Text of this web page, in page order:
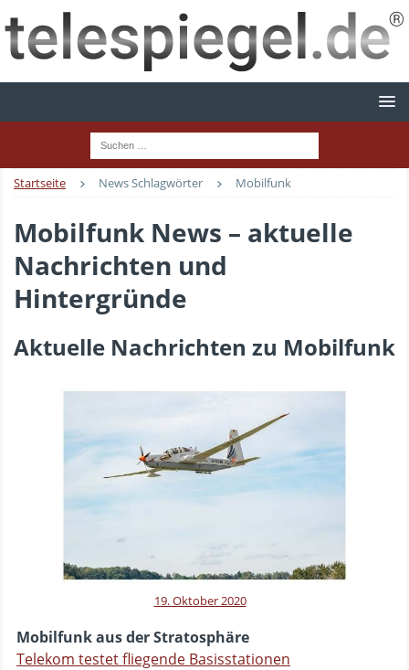
Startseite News Schlagwörter Mobilfunk
Mobilfunk News – aktuelle
Nachrichten und
Hintergründe
Aktuelle Nachrichten zu Mobilfunk
19. Oktober 2020
Mobilfunk aus der Stratosphäre
Telekom testet fliegende Basisstationen